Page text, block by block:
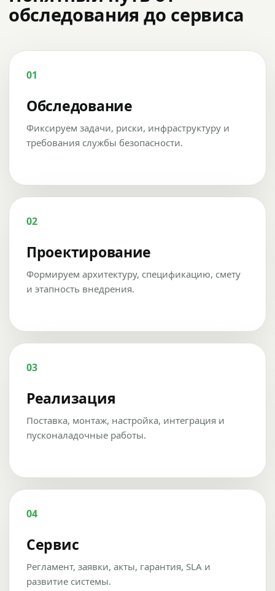
обследования до сервиса
01
Обследование
Фиксируем задачи, риски, инфраструктуру и
требования службы безопасности.
02
Проектирование
Формируем архитектуру, спецификацию, смету
и этапность внедрения.
03
Реализация
Поставка, монтаж, настройка, интеграция и
пусконаладочные работы.
04
Сервис
Регламент, заявки, акты, гарантия, SLA и
развитие системы.